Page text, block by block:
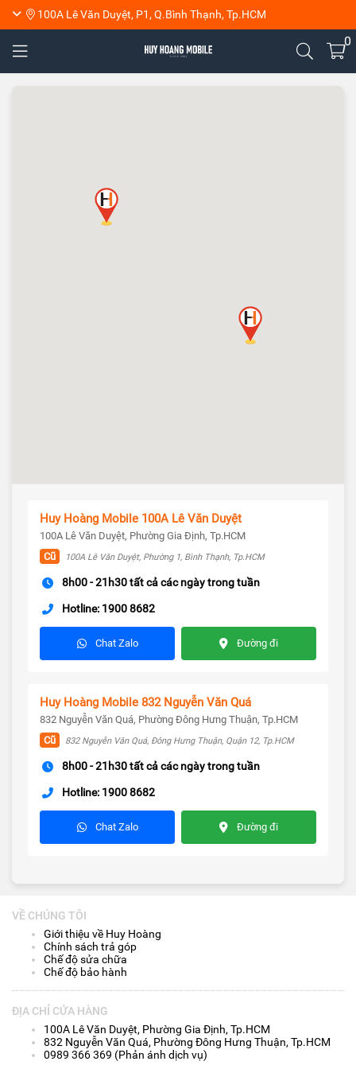
100A Lê Văn Duyệt, P1, Q.Bình Thạnh, Tp.HCM
0
Huy Hoàng Mobile 100A Lê Văn Duyệt
100A Lê Văn Duyệt, Phường Gia Định, Tp.HCM
Cũ
100A Lê Văn Duyệt, Phường 1, Bình Thạnh, Tp.HCM
8h00 - 21h30 tất cả các ngày trong tuần
Hotline: 1900 8682
Chat Zalo Đường đi
Huy Hoàng Mobile 832 Nguyễn Văn Quá
832 Nguyễn Văn Quá, Phường Đông Hưng Thuận, Tp.HCM
Cũ
832 Nguyễn Văn Quá, Đông Hưng Thuận, Quận 12, Tp.HCM
8h00 - 21h30 tất cả các ngày trong tuần
Hotline: 1900 8682
Chat Zalo Đường đi
VỀ CHÚNG TÔI
Giới thiệu về Huy Hoàng
Chính sách trả góp
Chế độ sửa chữa
Chế độ bảo hành
ĐỊA CHỈ CỬA HÀNG
100A Lê Văn Duyệt, Phường Gia Định, Tp.HCM
832 Nguyễn Văn Quá, Phường Đông Hưng Thuận, Tp.HCM
0989 366 369 (Phản ánh dịch vụ)